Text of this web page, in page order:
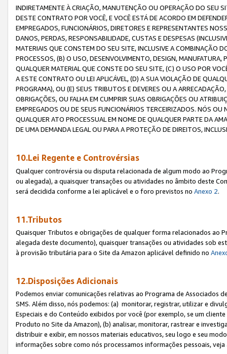
INDIRETAMENTE À CRIAÇÃO, MANUTENÇÃO OU OPERAÇÃO DO SEU
DESTE CONTRATO POR VOCÊ, E VOCÊ ESTÁ DE ACORDO EM
EMPREGADOS, FUNCIONÁRIOS, DIRETORES E REPRESENTANTES
DANOS, PERDAS, RESPONSABILIDADE, CUSTAS E DESPESAS
MATERIAIS QUE CONSTEM DO SEU SITE, INCLUSIVE A COMBINAÇÃO
PROCESSOS, (B) O USO, DESENVOLVIMENTO, DESIGN,
QUALQUER MATERIAL QUE CONSTE DO SEU SITE, (C) O USO POR
A ESTE CONTRATO OU LEI APLICÁVEL, (D) A SUA VIOLAÇÃO DE
PROGRAMA), OU (E) SEUS TRIBUTOS E DEVERES OU A
OBRIGAÇÕES, OU FALHA EM CUMPRIR SUAS OBRIGAÇÕES OU
EMPREGADOS OU DE SEUS FUNCIONÁRIOS TERCEIRIZADOS. NÓS
QUALQUER ATO PROCESSUAL EM NOME DE QUALQUER PARTE DA
DE UMA DEMANDA LEGAL OU PARA A PROTEÇÃO DE DIREITOS,
10.Lei Regente e Controvérsias
Qualquer controvérsia ou disputa relacionada de algum modo ao
ou alegada), a quaisquer transações ou atividades no âmbito deste
será decidida conforme a lei aplicável e o foro previstos no Anexo 2.
11.Tributos
Quaisquer Tributos e obrigações de qualquer forma relacionados ao
alegada deste documento), quaisquer transações ou atividades sob
à provisão tributária para o Site da Amazon aplicável definido no
12.Disposições Adicionais
Podemos enviar comunicações relativas ao Programa de Associados
SMS. Além disso, nós podemos: (a) monitorar, registrar, utilizar e
Especiais e do Conteúdo exibidos por você (por exemplo, se um
Produto no Site da Amazon), (b) analisar, monitorar, rastrear e
distribuir e exibir, em nossos materiais educativos, seu logo e seu
informações sobre como nós processamos informações pessoais,